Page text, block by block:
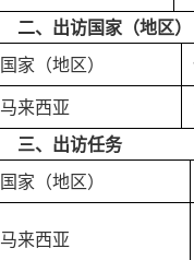
二、 出访国家（地区）
国家（地区）
马来西亚
三、 出访任务
国家（地区）
马来西亚